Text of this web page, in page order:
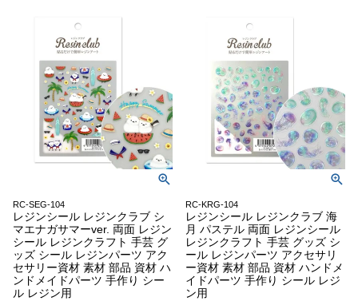
RC-SEG-104
レジンシール レジンクラブ シ
マエナガサマーver. 両面 レジン
シール レジンクラフト 手芸 グ
ッズ シール レジンパーツ アク
セサリー資材 素材 部品 資材 ハ
ンドメイドパーツ 手作り シー
ル レジン用
RC-KRG-104
レジンシール レジンクラブ 海
月 パステル 両面 レジンシール
レジンクラフト 手芸 グッズ シ
ール レジンパーツ アクセサリ
ー資材 素材 部品 資材 ハンドメ
イドパーツ 手作り シール レジ
ン用